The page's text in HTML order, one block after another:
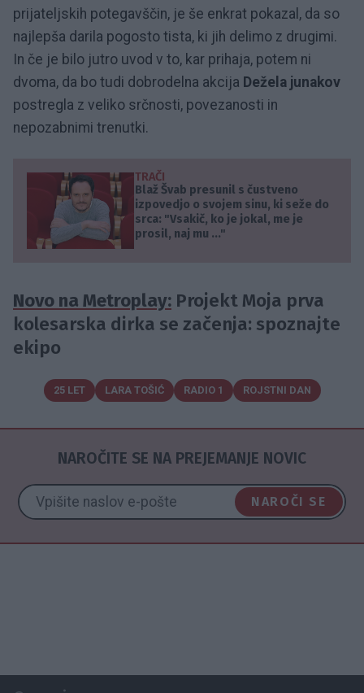
prijateljskih potegavščin, je še enkrat pokazal, da so
najlepša darila pogosto tista, ki jih delimo z drugimi.
In če je bilo jutro uvod v to, kar prihaja, potem ni
dvoma, da bo tudi dobrodelna akcija Dežela junakov
postregla z veliko srčnosti, povezanosti in
nepozabnimi trenutki.
TRAČI
Blaž Švab presunil s čustveno
izpovedjo o svojem sinu, ki seže do
srca: "Vsakič, ko je jokal, me je
prosil, naj mu ..."
Novo na Metroplay: Projekt Moja prva
kolesarska dirka se začenja: spoznajte
ekipo
25 LET LARA TOŠIĆ RADIO 1 ROJSTNI DAN
NAROČITE SE NA PREJEMANJE NOVIC
NAROČI SE